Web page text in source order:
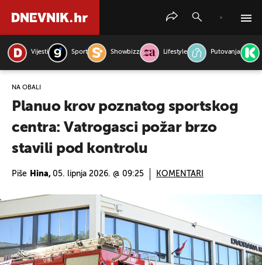
Vijesti Sport Showbizz Lifestyle Putovanja
NA OBALI
Planuo krov poznatog sportskog
centra: Vatrogasci požar brzo
stavili pod kontrolu
Piše Hina, 05. lipnja 2026. @ 09:25 KOMENTARI
PRETRAŽITE VIJESTI